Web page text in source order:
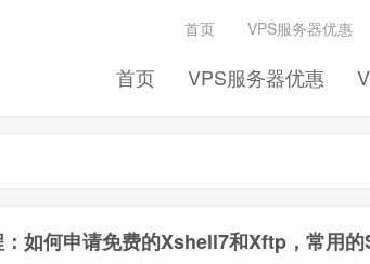
首页 VPS服务器优惠
首页 VPS服务器优惠
如何申请免费的Xshell7和Xftp，常用的